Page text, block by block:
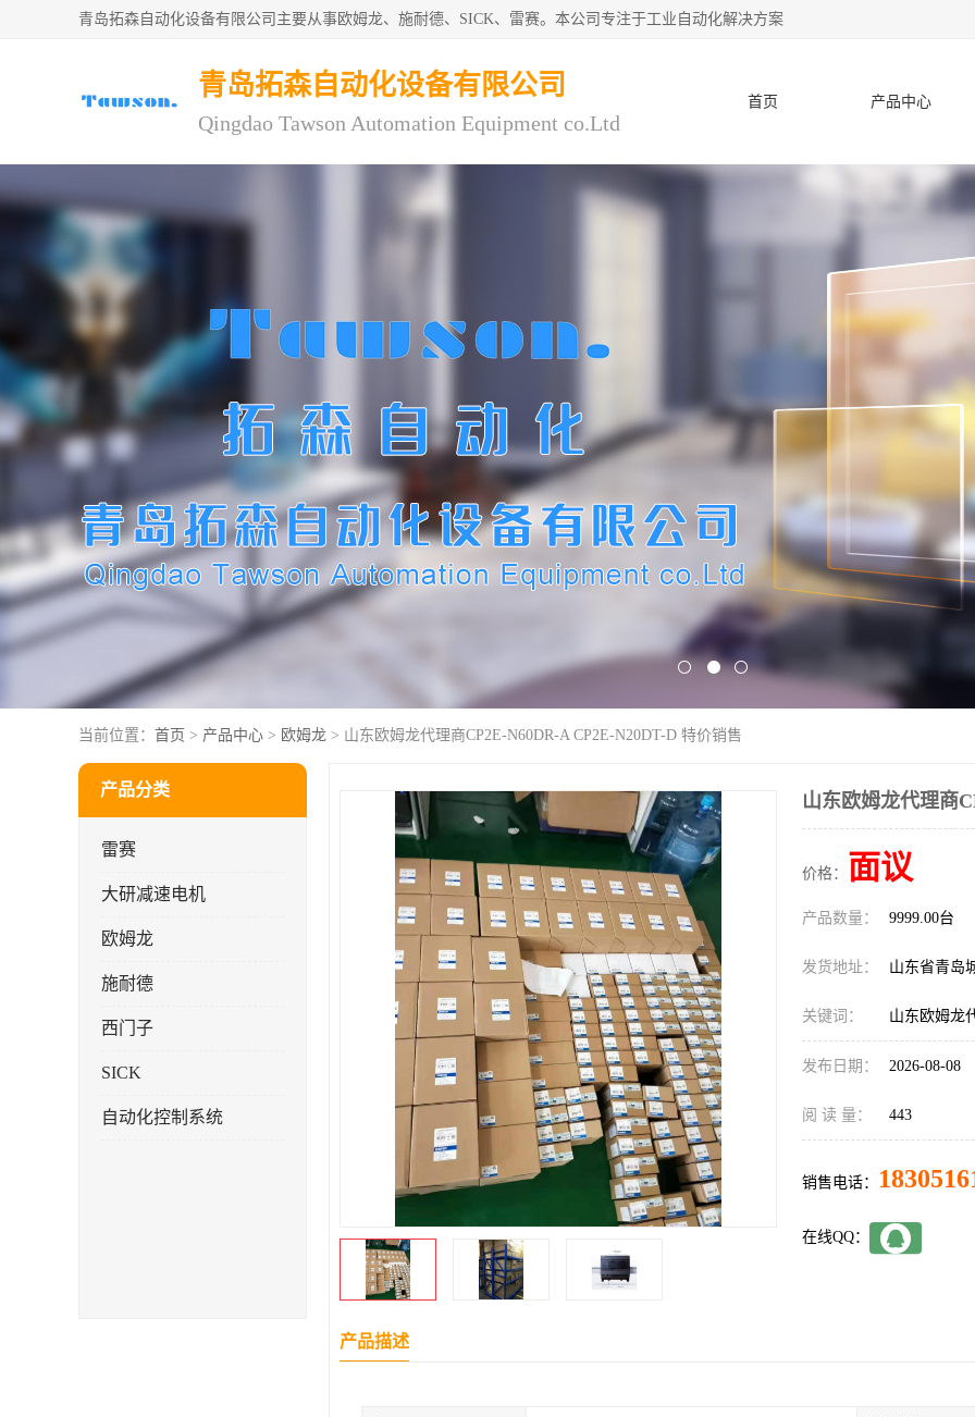
青岛拓森自动化设备有限公司主要从事欧姆龙、施耐德、SICK、雷赛。本公司专注于工业自动化解决方案
青岛拓森自动化设备有限公司
Qingdao Tawson Automation Equipment co.Ltd
首页 产品中心
当前位置： 首页 > 产品中心 > 欧姆龙 > 山东欧姆龙代理商CP2E-N60DR-A CP2E-N20DT-D 特价销售
产品分类
雷赛
大研减速电机
欧姆龙
施耐德
西门子
SICK
自动化控制系统
山东欧姆龙代理商
价格： 面议
产品数量： 9999.00台
发货地址： 山东省青岛
关键词： 山东欧姆龙
发布日期： 2026-08-08
阅 读 量： 443
销售电话：
在线QQ：
产品描述